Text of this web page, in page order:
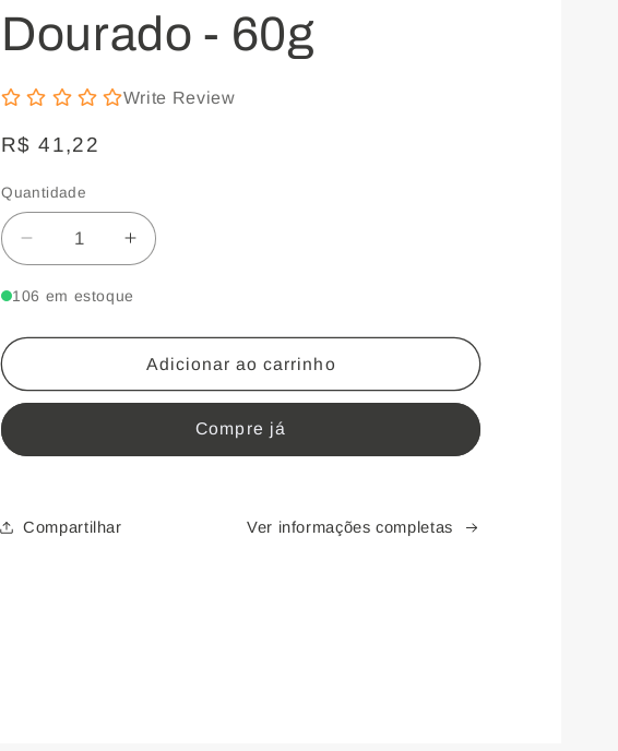
Dourado - 60g
Write Review
Preço
R$ 41,22
Quantidade
Quantidade
a
Coloração
Aumentar
a
de
Coloração
Permanente
106 em estoque
Adicionar ao carrinho
Compre já
Compartilhar Ver informações completas